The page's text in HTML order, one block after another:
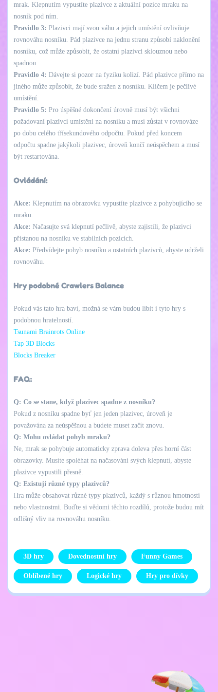
mrak. Klepnutím vypustíte plazivce z aktuální pozice mraku na
nosník pod ním.
Pravidlo 3: Plazivci mají svou váhu a jejich umístění ovlivňuje
rovnováhu nosníku. Pád plazivce na jednu stranu způsobí naklonění
nosníku, což může způsobit, že ostatní plazivci sklouznou nebo
spadnou.
Pravidlo 4: Dávejte si pozor na fyziku kolizí. Pád plazivce přímo na
jiného může způsobit, že bude sražen z nosníku. Klíčem je pečlivé
umístění.
Pravidlo 5: Pro úspěšné dokončení úrovně musí být všichni
požadovaní plazivci umístěni na nosníku a musí zůstat v rovnováze
po dobu celého třísekundového odpočtu. Pokud před koncem
odpočtu spadne jakýkoli plazivec, úroveň končí neúspěchem a musí
být restartována.
Ovládání:
Akce: Klepnutím na obrazovku vypustíte plazivce z pohybujícího se
mraku.
Akce: Načasujte svá klepnutí pečlivě, abyste zajistili, že plazivci
přistanou na nosníku ve stabilních pozicích.
Akce: Předvídejte pohyb nosníku a ostatních plazivců, abyste udrželi
rovnováhu.
Hry podobné Crawlers Balance
Pokud vás tato hra baví, možná se vám budou líbit i tyto hry s
podobnou hratelností.
Tsunami Brainrots Online
Tap 3D Blocks
Blocks Breaker
FAQ:
Q: Co se stane, když plazivec spadne z nosníku?
Pokud z nosníku spadne byť jen jeden plazivec, úroveň je
považována za neúspěšnou a budete muset začít znovu.
Q: Mohu ovládat pohyb mraku?
Ne, mrak se pohybuje automaticky zprava doleva přes horní část
obrazovky. Musíte spoléhat na načasování svých klepnutí, abyste
plazivce vypustili přesně.
Q: Existují různé typy plazivců?
Hra může obsahovat různé typy plazivců, každý s různou hmotností
nebo vlastnostmi. Buďte si vědomi těchto rozdílů, protože budou mít
odlišný vliv na rovnováhu nosníku.
3D hry Dovednostní hry Funny Games
Oblíbené hry Logické hry Hry pro dívky